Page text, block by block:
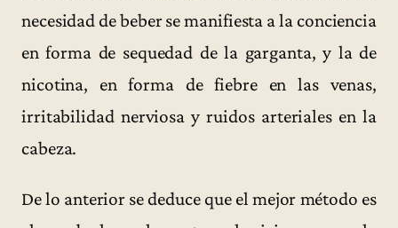
necesidad de beber se manifiesta a la conciencia
en forma de sequedad de la garganta, y la de
nicotina, en forma de fiebre en las venas,
irritabilidad nerviosa y ruidos arteriales en la
cabeza.
De lo anterior se deduce que el mejor método es